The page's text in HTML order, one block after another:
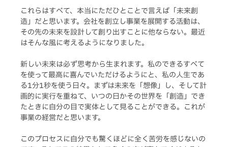
これらはすべて、本当にただひとことで言えば「未来創
造」だと思います。会社を創立し事業を展開する活動は、
その先の未来を設計して創り出すことに他ならない。最近
はそんな風に考えるようになりました。
新しい未来は必ず思考から生まれます。私のできるすべて
を使って最高に喜んでいただけるようにと、私の人生であ
る1分1秒を使う日々。まずは未来を「想像」し、そして計
画的に実行を重ねて、いつの日かその世界を「創造」でき
たときに自分の目で実体として見ることができる。これが
事業の経営だと思います。
このプロセスに自分でも驚くほどに全く苦労を感じないの